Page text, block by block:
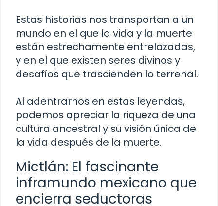
Estas historias nos transportan a un
mundo en el que la vida y la muerte
están estrechamente entrelazadas,
y en el que existen seres divinos y
desafíos que trascienden lo terrenal.
Al adentrarnos en estas leyendas,
podemos apreciar la riqueza de una
cultura ancestral y su visión única de
la vida después de la muerte.
Mictlán: El fascinante
inframundo mexicano que
encierra seductoras